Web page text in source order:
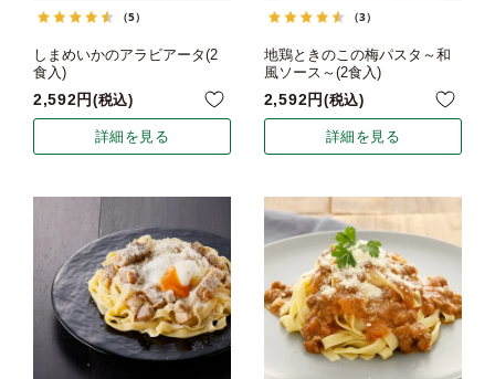
（5）
しまめいかのアラビアータ(2
食入)
2,592 税込
詳細を見る
（3）
地鶏ときのこの梅パスタ～和
風ソース～(2食入)
2,592 税込
詳細を見る